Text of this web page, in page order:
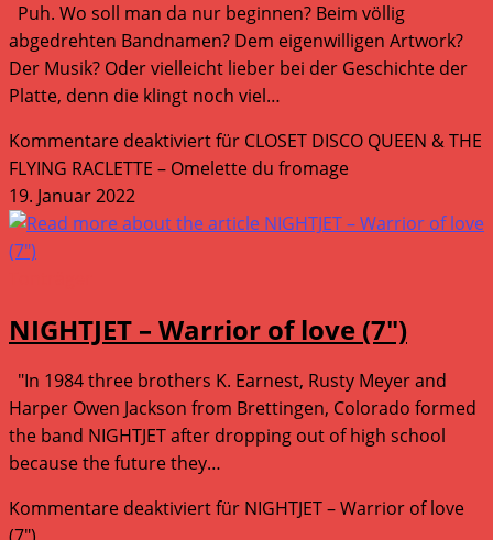
Puh. Wo soll man da nur beginnen? Beim völlig
abgedrehten Bandnamen? Dem eigenwilligen Artwork?
Der Musik? Oder vielleicht lieber bei der Geschichte der
Platte, denn die klingt noch viel…
Kommentare deaktiviertfür CLOSET DISCO QUEEN & THE
FLYING RACLETTE – Omelette du fromage
19. Januar 2022
NIGHTJET – Warrior of love (7″)
"In 1984 three brothers K. Earnest, Rusty Meyer and
Harper Owen Jackson from Brettingen, Colorado formed
the band NIGHTJET after dropping out of high school
because the future they…
Kommentare deaktiviertfür NIGHTJET – Warrior of love